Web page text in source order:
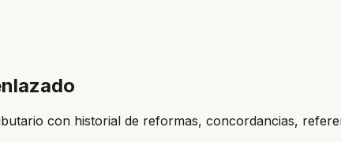
con historial de reformas, concordancias,